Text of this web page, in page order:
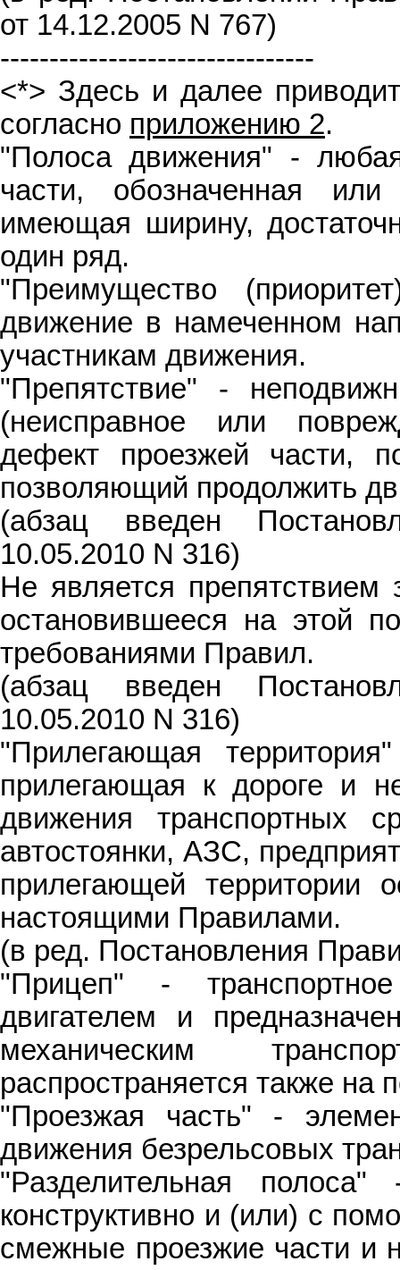
от 14.12.2005 N 767)
--------------------------------
<*> Здесь и далее
согласно приложению 2.
"Полоса движения" -
части, обозначенная
имеющая ширину,
один ряд.
"Преимущество
движение в намеченном
участникам движения.
"Препятствие" -
(неисправное или
дефект проезжей части,
позволяющий продолжить
(абзац введен
10.05.2010 N 316)
Не является препятствием
остановившееся на этой
требованиями Правил.
(абзац введен
10.05.2010 N 316)
"Прилегающая
прилегающая к дороге и
движения транспортных
автостоянки, АЗС,
прилегающей территории
настоящими Правилами.
(в ред. Постановления
"Прицеп" -
двигателем и
механическим
распространяется также на
"Проезжая часть" -
движения безрельсовых
"Разделительная
конструктивно и (или) с
смежные проезжие части и